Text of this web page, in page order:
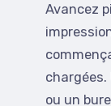
Avancez
chargées.
ou un